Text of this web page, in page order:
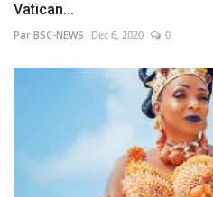
Vatican...
Par BSC-NEWS Dec 6, 2020 0